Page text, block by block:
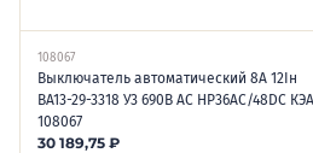
108067
Выключатель автоматический 8А 12Iн
ВА13-29-3318 У3 690В AC НР36AC/48DC
108067
30 189,75 ₽